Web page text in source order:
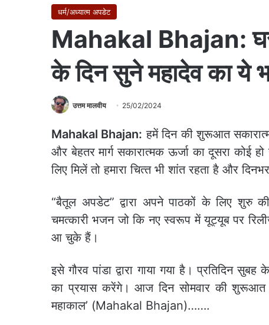
धर्म/अध्यात्म अपडेट
Mahakal Bhajan:
के दिन सुने महादेव का ये
उत्तम मालवीय 25/02/2024
Mahakal Bhajan: हमें दिन की शुरूआत
और बेहतर मार्ग सकारात्‍मक ऊर्जा का दूसरा
लिए मिलें तो हमारा चित्‍त भी शांत रहता है और
“बैतूल अपडेट” द्वारा अपने पाठकों के लिए शुरु
चमत्कारी भजन जो कि नए स्‍वरूप में यूट्यूब पर
आ चुके हैं।
इसे गौरव पांडा द्वारा गाया गया है।
का प्रयास करेंगे। आज दिन सोमवार की शुरूआत
महाकाल’ (Mahakal Bhajan)…….